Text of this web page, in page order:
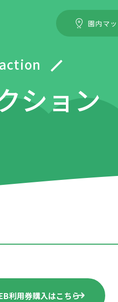
園内マ
ション
利用券購入はこちら